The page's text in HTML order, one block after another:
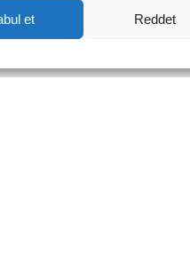
et Reddet